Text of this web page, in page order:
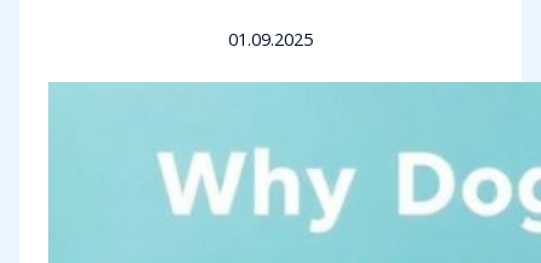
01.09.2025